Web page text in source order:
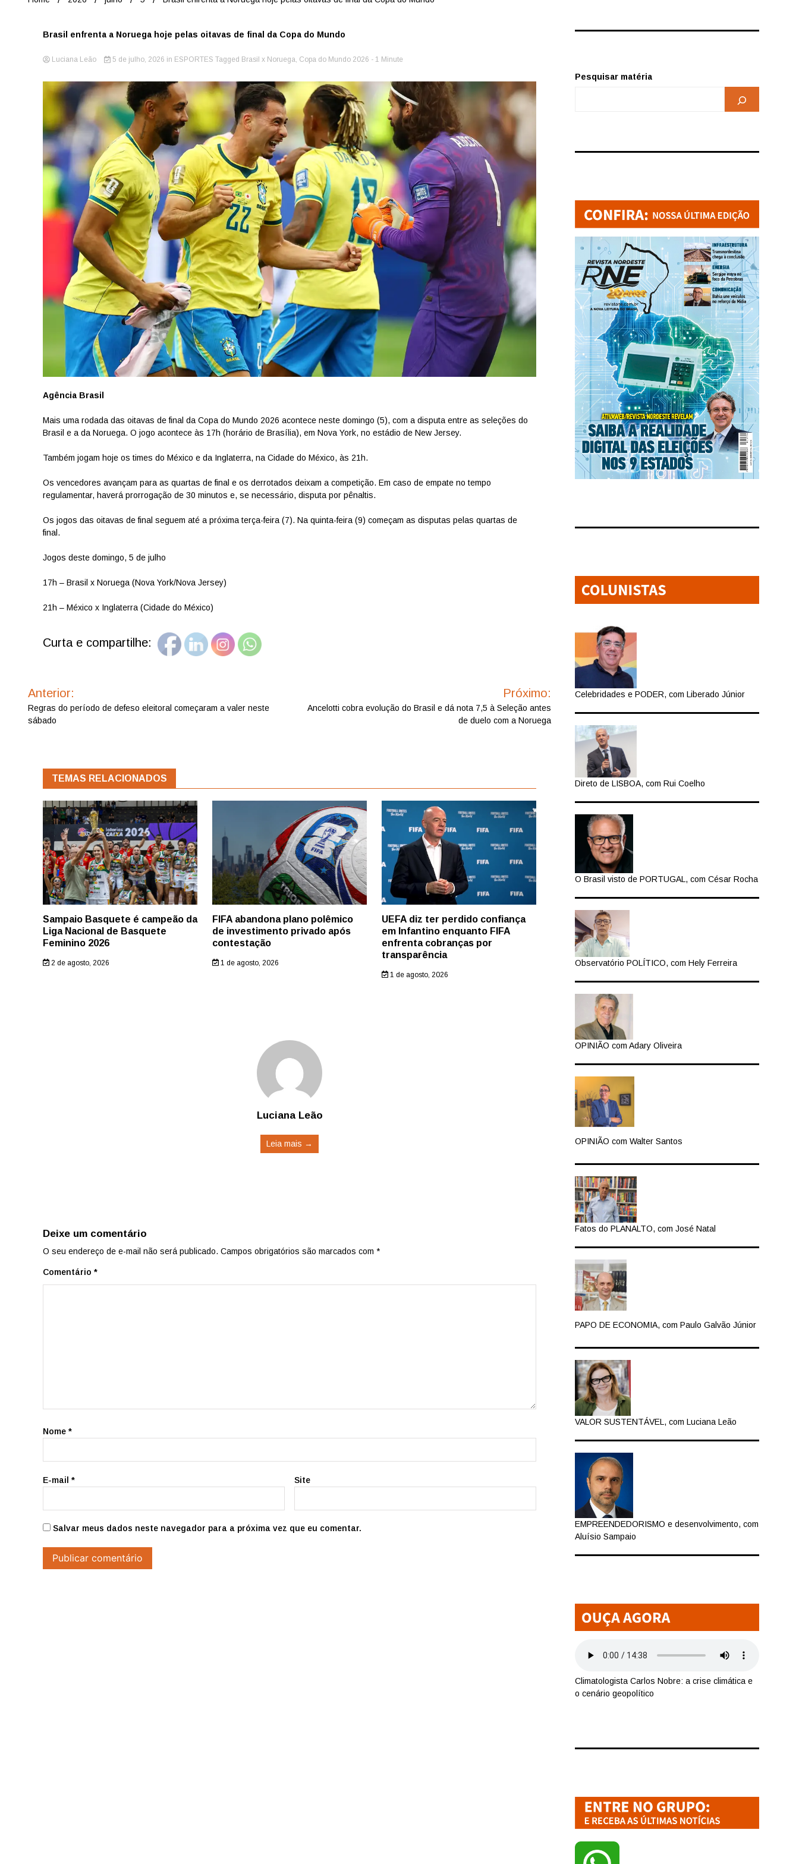
Brasil enfrenta a Noruega hoje pelas oitavas de final da Copa do Mundo
Luciana Leão 5 de julho, 2026 in ESPORTES Tagged Brasil x Noruega, Copa do Mundo 2026 - 1 Minute
Agência Brasil
Mais uma rodada das oitavas de final da Copa do Mundo 2026 acontece neste domingo (5), com a disputa entre as seleções do
Brasil e a da Noruega. O jogo acontece às 17h (horário de Brasília), em Nova York, no estádio de New Jersey.
Também jogam hoje os times do México e da Inglaterra, na Cidade do México, às 21h.
Os vencedores avançam para as quartas de final e os derrotados deixam a competição. Em caso de empate no tempo
regulamentar, haverá prorrogação de 30 minutos e, se necessário, disputa por pênaltis.
Os jogos das oitavas de final seguem até a próxima terça-feira (7). Na quinta-feira (9) começam as disputas pelas quartas de
final.
Jogos deste domingo, 5 de julho
17h – Brasil x Noruega (Nova York/Nova Jersey)
21h – México x Inglaterra (Cidade do México)
Curta e compartilhe:
de
Anterior:
Regras do período de defeso eleitoral começaram a valer neste
sábado
Próximo:
Ancelotti cobra evolução do Brasil e dá nota 7,5 à Seleção antes
de duelo com a Noruega
TEMAS RELACIONADOS
Sampaio Basquete é campeão da
Liga Nacional de Basquete
Feminino 2026
2 de agosto, 2026
FIFA abandona plano polêmico
de investimento privado após
contestação
1 de agosto, 2026
UEFA diz ter perdido confiança
em Infantino enquanto FIFA
enfrenta cobranças por
transparência
1 de agosto, 2026
Luciana Leão
Leia mais →
Deixe um comentário
O seu endereço de e-mail não será publicado. Campos obrigatórios são marcados com *
Comentário *
Nome *
E-mail * Site
Salvar meus dados neste navegador para a próxima vez que eu comentar.
Pesquisar matéria
Celebridades e PODER, com Liberado Júnior
Direto de LISBOA, com Rui Coelho
O Brasil visto de PORTUGAL, com César Rocha
Observatório POLÍTICO, com Hely Ferreira
OPINIÃO com Adary Oliveira
OPINIÃO com Walter Santos
Fatos do PLANALTO, com José Natal
PAPO DE ECONOMIA, com Paulo Galvão Júnior
VALOR SUSTENTÁVEL, com Luciana Leão
EMPREENDEDORISMO e desenvolvimento, com
Aluísio Sampaio
Climatologista Carlos Nobre: a crise climática e
o cenário geopolítico